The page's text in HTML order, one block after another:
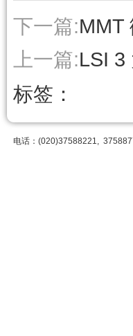
下一篇:MMT
上一篇:LSI 3
标签：
电话：(020)37588221,